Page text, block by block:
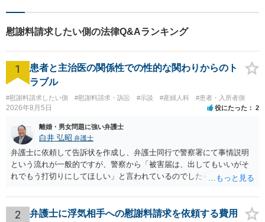
手と交わした示談書が決め手となり、配偶者との交渉においても有利になり
ました。
慰謝料請求したい側の法律Q&Aランキング
1
患者と主治医の関係性での性的な関わりからのト
ラブル
#慰謝料請求したい側 #慰謝料請求・訴訟 #示談 #産婦人科 #患者・入所者側
2026年8月5日 役にたった 2
離婚・男女問題に強い弁護士
白井 弘昭 弁護士
弁護士に依頼して告訴状を作成し、弁護士同行で警察署にて事情説明
という流れが一般的ですが、警察から「被害届は、出してもいいがそ
れでもう打切りにしてほしい」と言われているのでしたら、あまり結
検察庁に訴えるのもありかもしれないですが、実際に捜査をするの
は、結局所轄だと思われますので、やはり結論は変わらないかもしれ
2 弁護士に浮気相手への慰謝料請求を依頼する費用